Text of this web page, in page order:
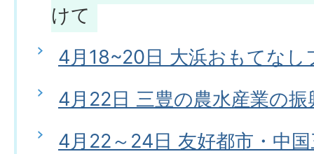
けて
4月18~20日 大浜おもてなし
4月22日 三豊の農水産業の
4月22～24日 友好都市・中